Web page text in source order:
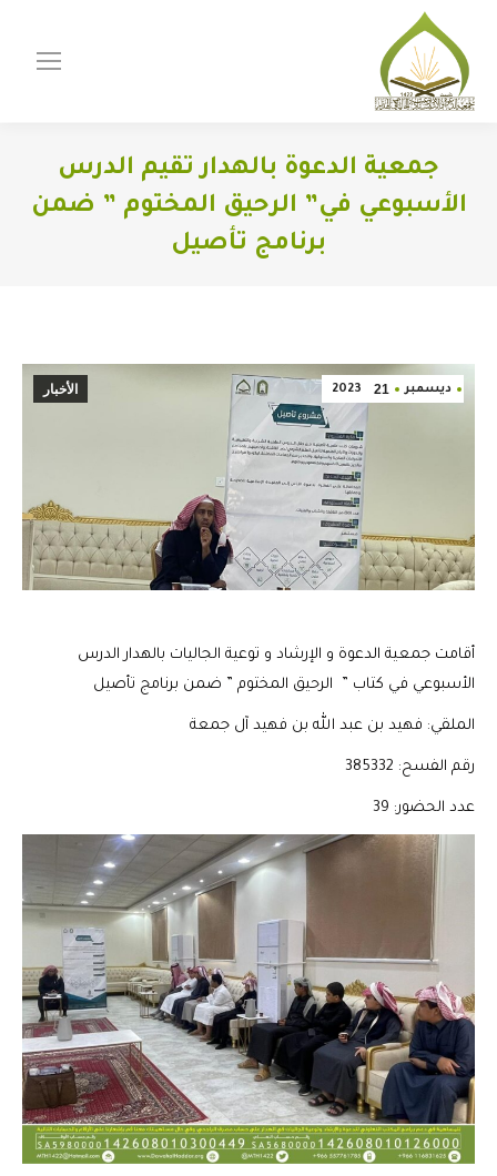
جمعية الدعوة بالهدار تقيم الدرس
الأسبوعي في” الرحيق المختوم ” ضمن
برنامج تأصيل
ديسمبر 21
2023 الأخبار
أقامت جمعية الدعوة و الإرشاد و توعية الجاليات بالهدار الدرس
الأسبوعي في كتاب ” الرحيق المختوم ” ضمن برنامج تأصيل
الملقي: فهيد بن عبد الله بن فهيد آل جمعة
رقم الفسح: 385332
عدد الحضور: 39